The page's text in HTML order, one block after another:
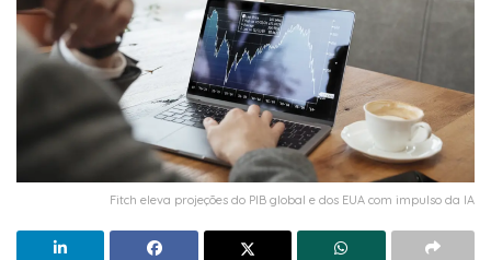
Fitch eleva projeções do PIB global e dos EUA com impulso da IA